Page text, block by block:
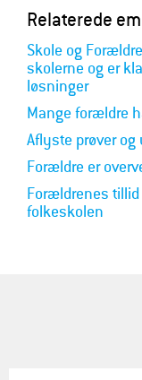
Relaterede
Skole og
skolerne og er
løsninger
Mange forældre
Aflyste prøver
Forældre er
Forældrenes
folkeskolen